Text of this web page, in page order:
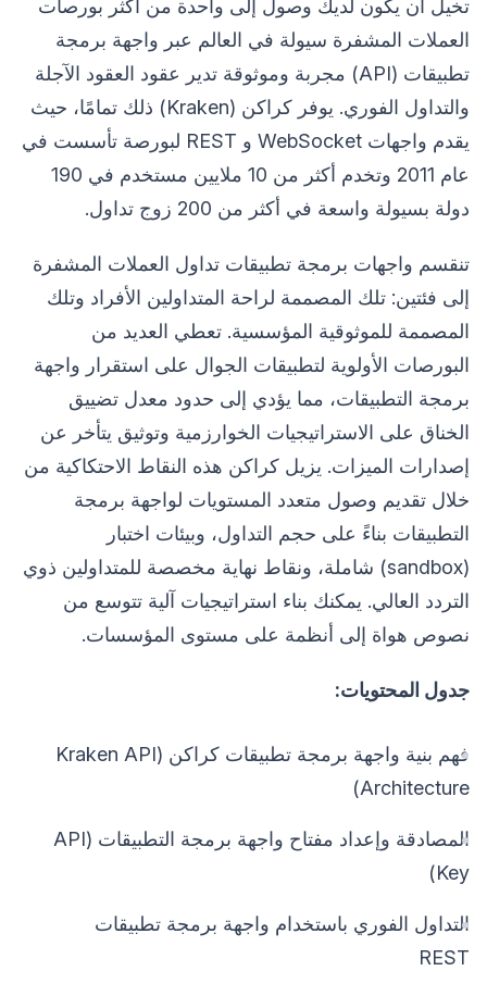
تخيل أن يكون لديك وصول إلى واحدة من أكثر بورصات
العملات المشفرة سيولة في العالم عبر واجهة برمجة
تطبيقات (API) مجربة وموثوقة تدير عقود العقود الآجلة
والتداول الفوري. يوفر كراكن (Kraken) ذلك تمامًا، حيث
يقدم واجهات WebSocket و REST لبورصة تأسست في
عام 2011 وتخدم أكثر من 10 ملايين مستخدم في 190
دولة بسيولة واسعة في أكثر من 200 زوج تداول.
تنقسم واجهات برمجة تطبيقات تداول العملات المشفرة
إلى فئتين: تلك المصممة لراحة المتداولين الأفراد وتلك
المصممة للموثوقية المؤسسية. تعطي العديد من
البورصات الأولوية لتطبيقات الجوال على استقرار واجهة
برمجة التطبيقات، مما يؤدي إلى حدود معدل تضييق
الخناق على الاستراتيجيات الخوارزمية وتوثيق يتأخر عن
إصدارات الميزات. يزيل كراكن هذه النقاط الاحتكاكية من
خلال تقديم وصول متعدد المستويات لواجهة برمجة
التطبيقات بناءً على حجم التداول، وبيئات اختبار
(sandbox) شاملة، ونقاط نهاية مخصصة للمتداولين ذوي
التردد العالي. يمكنك بناء استراتيجيات آلية تتوسع من
نصوص هواة إلى أنظمة على مستوى المؤسسات.
جدول المحتويات:
فهم بنية واجهة برمجة تطبيقات كراكن (Kraken API
Architecture)
المصادقة وإعداد مفتاح واجهة برمجة التطبيقات (API
Key)
التداول الفوري باستخدام واجهة برمجة تطبيقات
REST